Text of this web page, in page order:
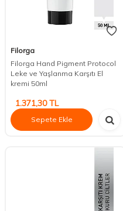
Filorga
Filorga Hand Pigment Protocol
Leke ve Yaşlanma Karşıtı El
kremi 50ml
1.371,30TL
Sepete Ekle